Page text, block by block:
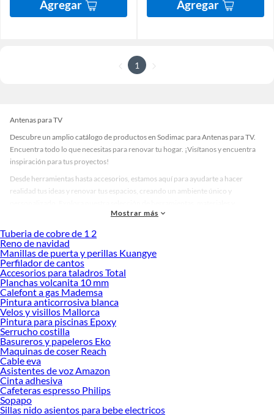
Agregar Agregar
1
Antenas para TV
Descubre un amplio catálogo de productos en Sodimac para Antenas para TV.
Encuentra todo lo que necesitas para renovar tu hogar. ¡Visítanos y encuentra
inspiración para tus proyectos!
Desde herramientas hasta accesorios, estamos aquí para ayudarte a hacer
realidad tus ideas y renovar tus espacios, creando un ambiente único y
accesorios de calidad que te ayudarán a crear un espacio más tú.
Desde remodelaciones hasta proyectos de decoración, estamos aquí para hacer
tus ideas realidad. ¡Visítanos y encuentra todo lo que tenemos para ofrecerte en
Antenas para TV!
Explora la variedad de productos de Antenas para TV en Sodimac
Herramientas, materiales y accesorios de calidad para tus proyectos y
renovación de espacios. ¡Visítanos y descubre todo lo que tenemos para
ofrecerte!
Encuentra una amplia variedad de productos de Antenas para TV en Sodimac.
Encuentra todo lo necesario para tus proyectos de renovación y decoración.
¡Visítanos y haz tus ideas realidad!
Mostrar más
Tuberia de cobre de 1 2
Reno de navidad
Manillas de puerta y perillas Kuangye
Perfilador de cantos
Accesorios para taladros Total
Planchas volcanita 10 mm
Calefont a gas Mademsa
Pintura anticorrosiva blanca
Velos y visillos Mallorca
Pintura para piscinas Epoxy
Serrucho costilla
Basureros y papeleros Eko
Maquinas de coser Reach
Cable eva
Asistentes de voz Amazon
Cinta adhesiva
Cafeteras espresso Philips
Sopapo
Sillas nido asientos para bebe electricos